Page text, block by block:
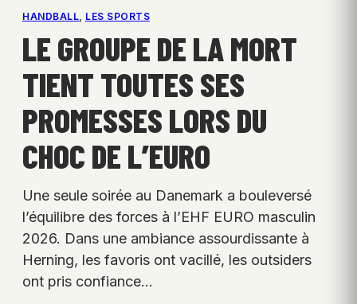
HANDBALL LES SPORTS
LE GROUPE DE LA MORT
TIENT TOUTES SES
PROMESSES LORS DU
CHOC DE L’EURO
Une seule soirée au Danemark a bouleversé
l’équilibre des forces à l’EHF EURO masculin
2026. Dans une ambiance assourdissante à
Herning, les favoris ont vacillé, les outsiders
ont pris confiance…